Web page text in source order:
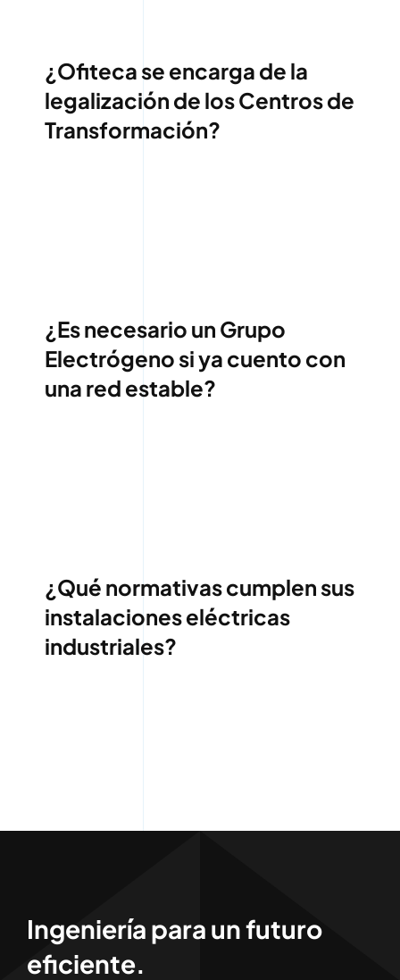
¿Ofiteca se encarga de la
legalización de los Centros de
Transformación?
¿Es necesario un Grupo
Electrógeno si ya cuento con
una red estable?
¿Qué normativas cumplen sus
instalaciones eléctricas
industriales?
Ingeniería para un futuro
eficiente.